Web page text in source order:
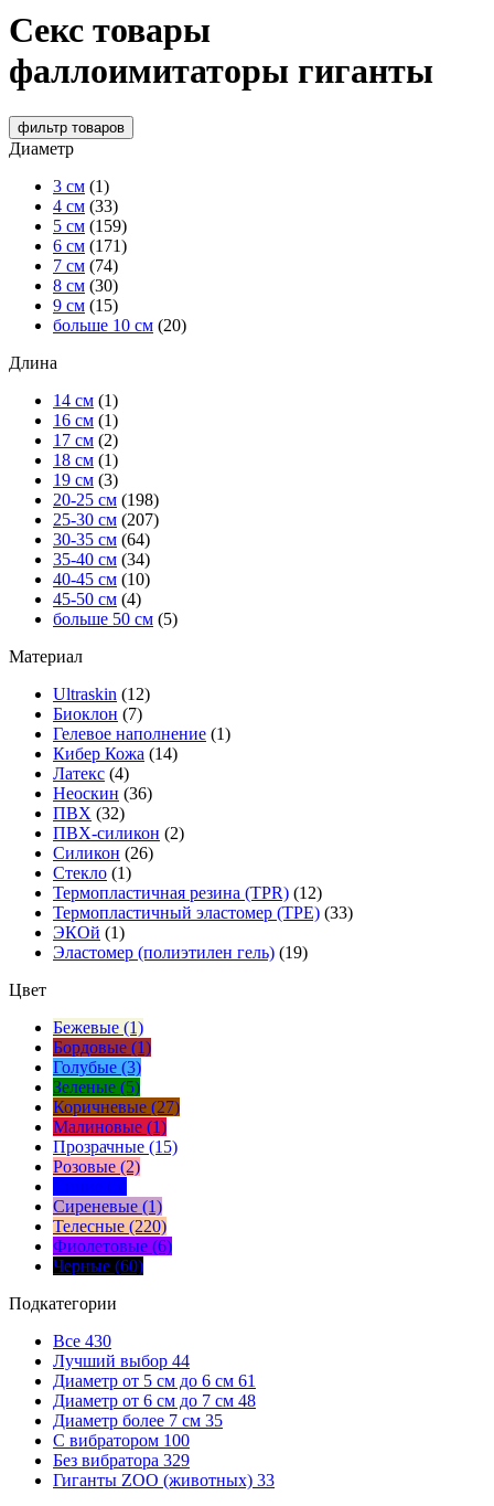
Секс товары
фаллоимитаторы гиганты
фильтр товаров
Диаметр
3 см (1)
4 см (33)
5 см (159)
6 см (171)
7 см (74)
8 см (30)
9 см (15)
больше 10 см (20)
Длина
14 см (1)
16 см (1)
17 см (2)
18 см (1)
19 см (3)
20-25 см (198)
25-30 см (207)
30-35 см (64)
35-40 см (34)
40-45 см (10)
45-50 см (4)
больше 50 см (5)
Материал
Ultraskin (12)
Биоклон (7)
Гелевое наполнение (1)
Кибер Кожа (14)
Латекс (4)
Неоскин (36)
ПВХ (32)
ПВХ-силикон (2)
Силикон (26)
Стекло (1)
Термопластичная резина (TPR) (12)
Термопластичный эластомер (TPE) (33)
ЭКОй (1)
Эластомер (полиэтилен гель) (19)
Цвет
Бежевые (1)
Бордовые (1)
Голубые (3)
Зеленые (5)
Коричневые (27)
Малиновые (1)
Прозрачные (15)
Розовые (2)
Сиреневые (1)
Телесные (220)
Фиолетовые (6)
Черные (60)
Подкатегории
Все 430
Лучший выбор 44
Диаметр от 5 см до 6 см 61
Диаметр от 6 см до 7 см 48
Диаметр более 7 см 35
С вибратором 100
Без вибратора 329
Гиганты ZOO (животных) 33